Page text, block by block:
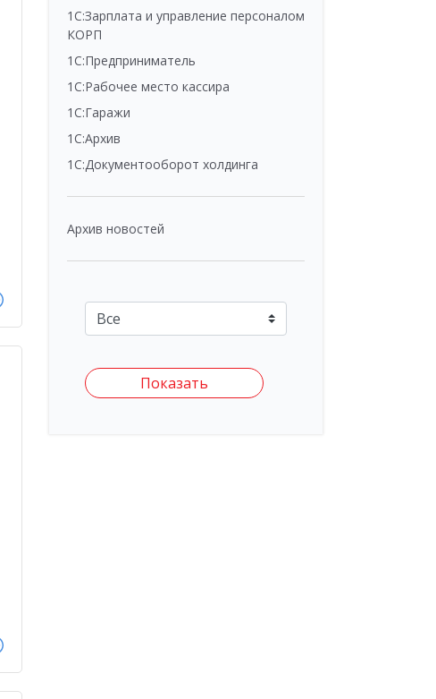
1С:Зарплата и управление персоналом
КОРП
1С:Предприниматель
1С:Рабочее место кассира
1С:Гаражи
1С:Архив
1С:Документооборот холдинга
Архив новостей
Показать